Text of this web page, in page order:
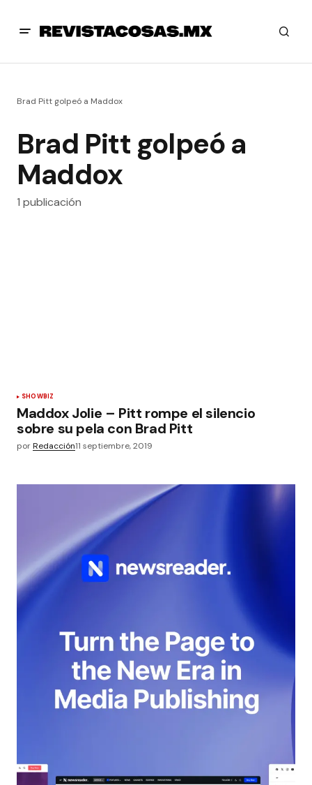
Brad Pitt golpeó a Maddox
Brad Pitt golpeó a
Maddox
1 publicación
SHOWBIZ
Maddox Jolie – Pitt rompe el silencio
sobre su pela con Brad Pitt
porRedacción11 septiembre, 2019